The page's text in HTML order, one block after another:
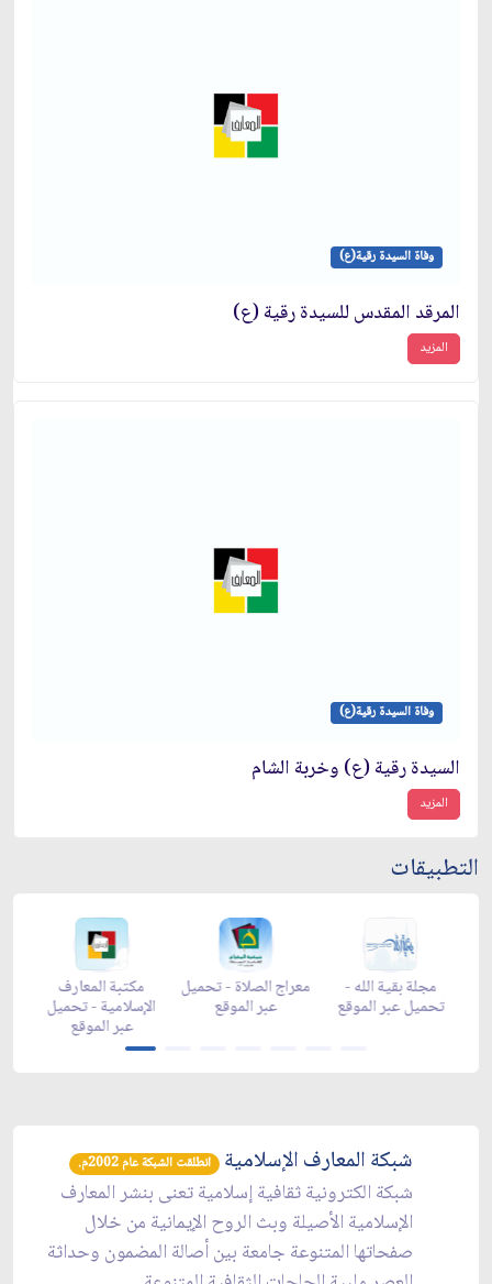
وفاة السيدة رقية(ع)
المرقد المقدس للسيدة رقية (ع)
المزيد
وفاة السيدة رقية(ع)
السيدة رقية (ع) وخربة الشام
المزيد
التطبيقات
مجلة بقية الله -
تحميل عبر الموقع
زاد شهر رمضان -
تحميل عبر الموقع
زاد شهر رمضان -
appstore
شبكة المعارف الإسلامية انطلقت الشبكة عام 2002م.
شبكة الكترونية ثقافية إسلامية تعنى بنشر المعارف
الإسلامية الأصيلة وبث الروح الإيمانية من خلال
صفحاتها المتنوعة جامعة بين أصالة المضمون وحداثة